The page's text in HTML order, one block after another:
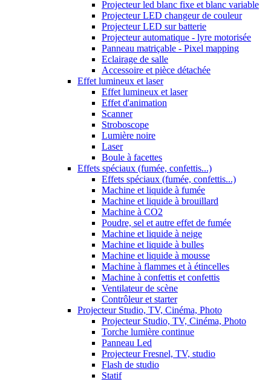
Projecteur led blanc fixe et blanc variable
Projecteur LED changeur de couleur
Projecteur LED sur batterie
Projecteur automatique - lyre motorisée
Panneau matriçable - Pixel mapping
Eclairage de salle
Accessoire et pièce détachée
Effet lumineux et laser
Effet lumineux et laser
Effet d'animation
Scanner
Stroboscope
Lumière noire
Laser
Boule à facettes
Effets spéciaux (fumée, confettis...)
Effets spéciaux (fumée, confettis...)
Machine et liquide à fumée
Machine et liquide à brouillard
Machine à CO2
Poudre, sel et autre effet de fumée
Machine et liquide à neige
Machine et liquide à bulles
Machine et liquide à mousse
Machine à flammes et à étincelles
Machine à confettis et confettis
Ventilateur de scène
Contrôleur et starter
Projecteur Studio, TV, Cinéma, Photo
Projecteur Studio, TV, Cinéma, Photo
Torche lumière continue
Panneau Led
Projecteur Fresnel, TV, studio
Flash de studio
Statif